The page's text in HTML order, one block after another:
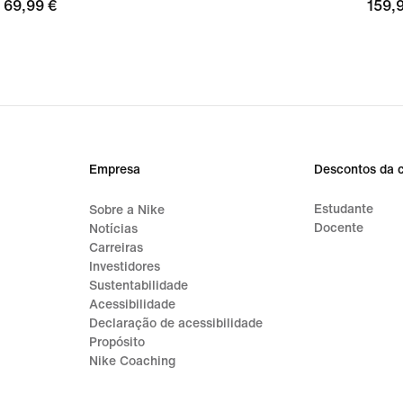
69,99
69,99 €
Empresa
Sobre a Nike
Notícias
Carreiras
Investidores
Sustentabilidade
Acessibilidade
Declaração de acessibilidade
Propósito
Nike Coaching
Descontos da
Estudante
Docente